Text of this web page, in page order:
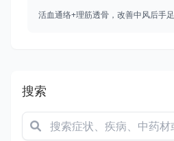
活血通络+理筋透骨，改善中风后手
搜索